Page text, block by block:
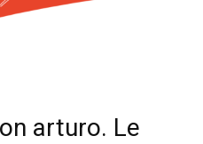
arturo. Le